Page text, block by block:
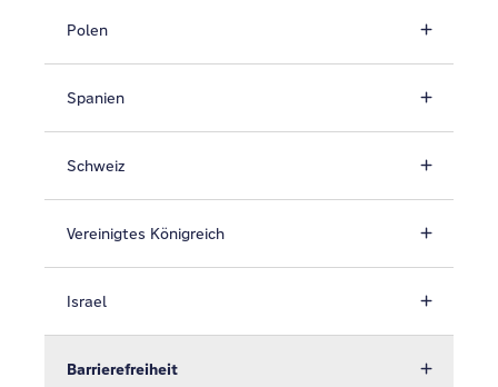
Polen
Spanien
Schweiz
Vereinigtes Königreich
Israel
Barrierefreiheit